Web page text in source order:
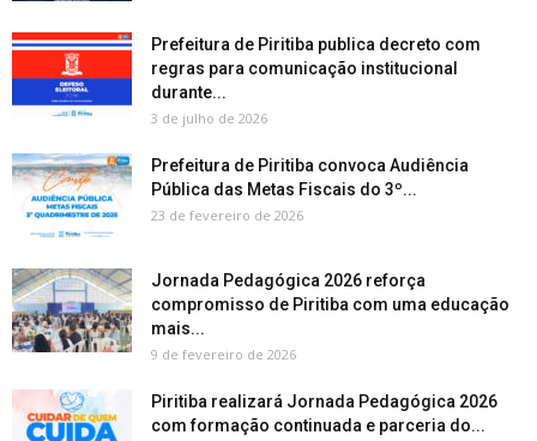
Prefeitura de Piritiba publica decreto com
regras para comunicação institucional
durante...
3 de julho de 2026
Prefeitura de Piritiba convoca Audiência
Pública das Metas Fiscais do 3º...
23 de fevereiro de 2026
Jornada Pedagógica 2026 reforça
compromisso de Piritiba com uma educação
mais...
9 de fevereiro de 2026
Piritiba realizará Jornada Pedagógica 2026
com formação continuada e parceria do...